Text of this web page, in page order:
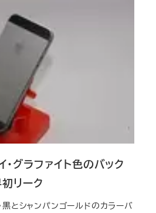
グラファイト色のバック
リーク
とシャンパンゴールドのカラーバ